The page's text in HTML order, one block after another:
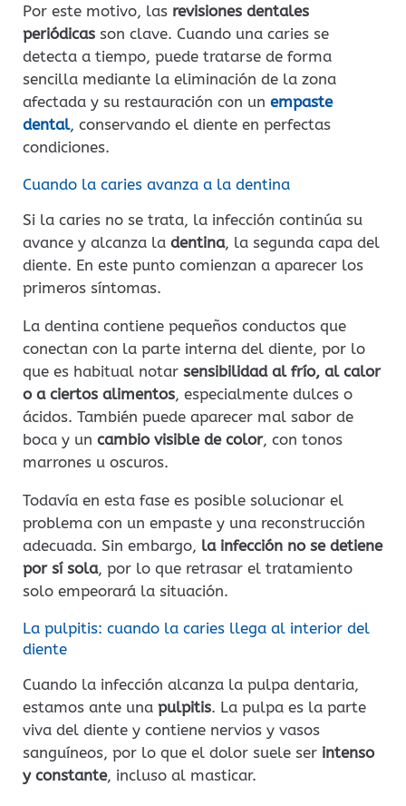
Por este motivo, las revisiones dentales
periódicas son clave. Cuando una caries se
detecta a tiempo, puede tratarse de forma
sencilla mediante la eliminación de la zona
afectada y su restauración con un empaste
dental, conservando el diente en perfectas
condiciones.
Cuando la caries avanza a la dentina
Si la caries no se trata, la infección continúa su
avance y alcanza la dentina, la segunda capa del
diente. En este punto comienzan a aparecer los
primeros síntomas.
La dentina contiene pequeños conductos que
conectan con la parte interna del diente, por lo
que es habitual notar sensibilidad al frío, al calor
o a ciertos alimentos, especialmente dulces o
ácidos. También puede aparecer mal sabor de
boca y un cambio visible de color, con tonos
marrones u oscuros.
Todavía en esta fase es posible solucionar el
problema con un empaste y una reconstrucción
adecuada. Sin embargo, la infección no se detiene
por sí sola, por lo que retrasar el tratamiento
solo empeorará la situación.
La pulpitis: cuando la caries llega al interior del
diente
Cuando la infección alcanza la pulpa dentaria,
estamos ante una pulpitis. La pulpa es la parte
viva del diente y contiene nervios y vasos
sanguíneos, por lo que el dolor suele ser intenso
y constante, incluso al masticar.